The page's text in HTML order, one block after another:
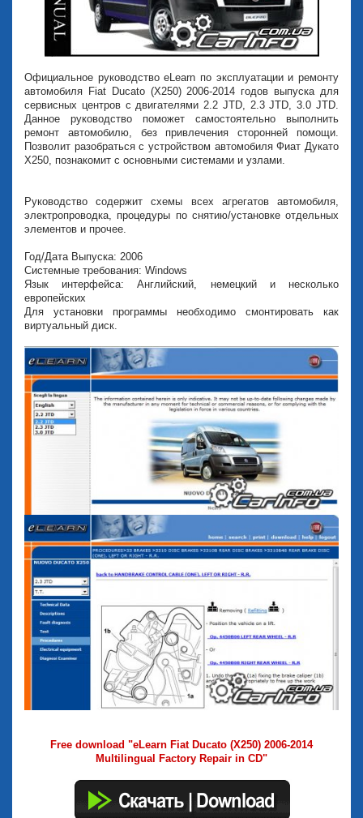
Официальное руководство eLearn по эксплуатации и ремонту
автомобиля Fiat Ducato (X250) 2006-2014 годов выпуска для
сервисных центров с двигателями 2.2 JTD, 2.3 JTD, 3.0 JTD.
Данное руководство поможет самостоятельно выполнить
ремонт автомобилю, без привлечения сторонней помощи.
Позволит разобраться с устройством автомобиля Фиат Дукато
Х250, познакомит с основными системами и узлами.
Руководство содержит схемы всех агрегатов автомобиля,
электропроводка, процедуры по снятию/установке отдельных
элементов и прочее.
Год/Дата Выпуска: 2006
Системные требования: Windows
Язык интерфейса: Английский, немецкий и несколько
европейских
Для установки программы необходимо смонтировать как
виртуальный диск.
Free download "eLearn Fiat Ducato (X250) 2006-2014
Multilingual Factory Repair in CD"